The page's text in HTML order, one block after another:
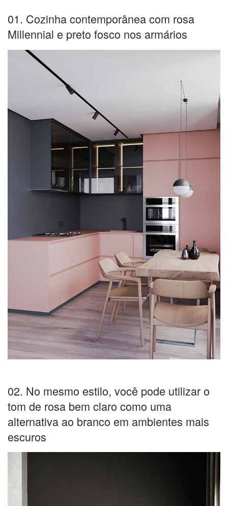
01. Cozinha contemporânea com rosa
Millennial e preto fosco nos armários
02. No mesmo estilo, você pode utilizar o
tom de rosa bem claro como uma
alternativa ao branco em ambientes mais
escuros